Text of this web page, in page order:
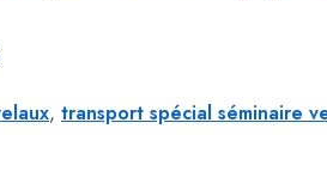
, transport spécial séminaire